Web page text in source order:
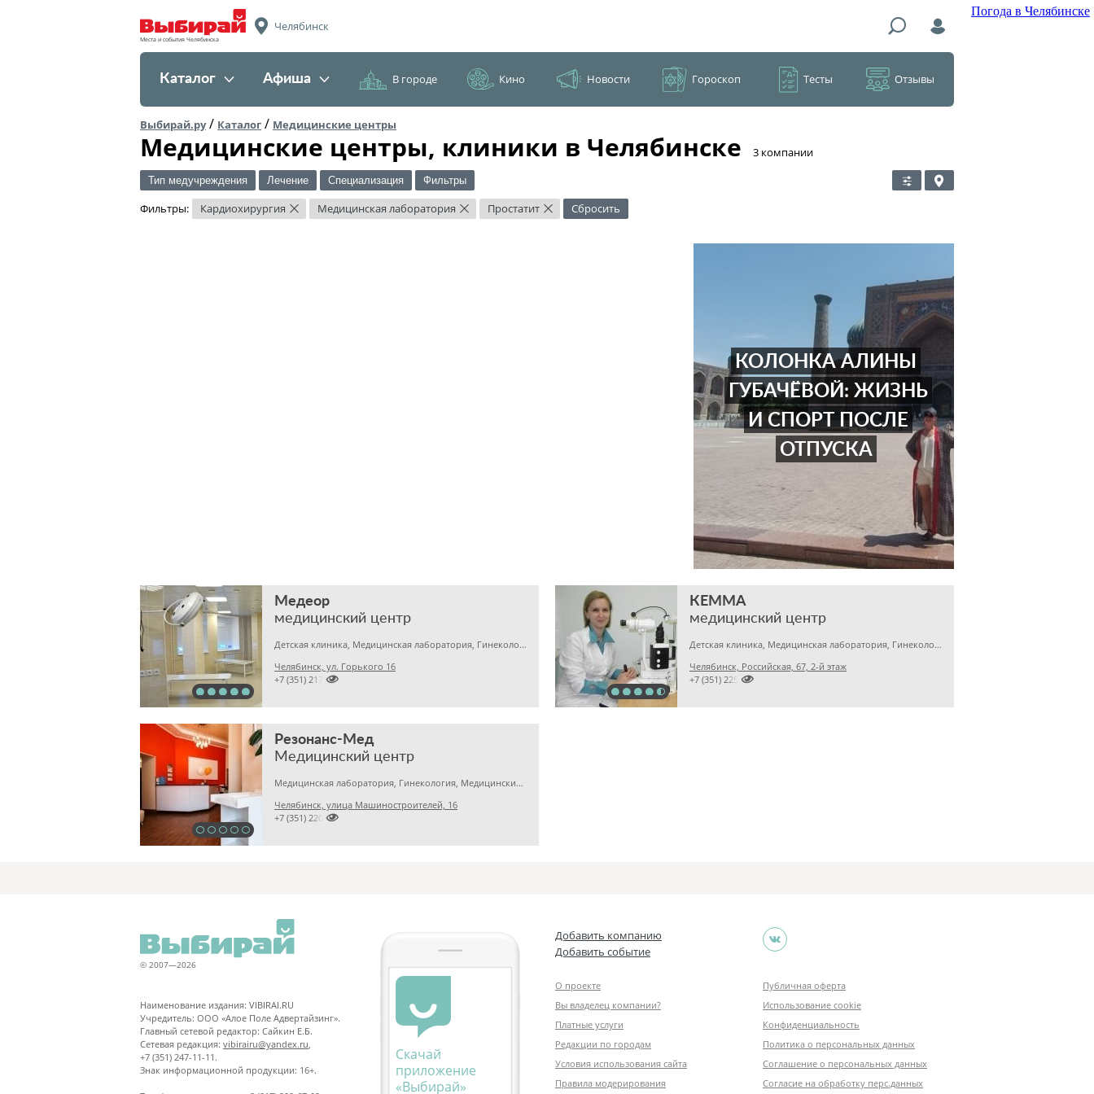
Погода в Челябинске
Места и события Челябинска
Челябинск
Каталог Афиша В городе Кино Новости Гороскоп Тесты Отзывы
Выбирай.ру/ Каталог / Медицинские центры
Медицинские центры, клиники в Челябинске ​3 компании
Тип медучреждения Лечение Специализация Фильтры
Фильтры: Кардиохирургия × Медицинская лаборатория × Простатит × Сбросить
КОЛОНКА АЛИНЫ
ГУБАЧЁВОЙ: ЖИЗНЬ
И СПОРТ ПОСЛЕ
ОТПУСКА
Медеор
медицинский центр
Детская клиника, Медицинская лаборатория, Гинекология
Челябинск, ул. Горького 16

+7 (351) 2172376
КЕММА
медицинский центр
Детская клиника, Медицинская лаборатория, Гинекология
Челябинск, Российская, 67, 2-й этаж

+7 (351) 2256145
Резонанс-Мед
Медицинский центр
Медицинская лаборатория, Гинекология, Медицинский центр
Челябинск, улица Машиностроителей, 16

+7 (351) 2201031
© 2007—2026
Наименование издания: VIBIRAI.RU
Учредитель: ООО «Алое Поле Адвертайзинг».
Главный сетевой редактор: Сайкин Е.Б.
Сетевая редакция: vibirairu@yandex.ru
+7 (351) 247-11-11.
Знак информационной продукции: 16+.
Скачай
приложение
«Выбирай»
Добавить компанию
Добавить событие
О проекте
Вы владелец компании?
Платные услуги
Редакции по городам
Условия использования сайта
Правила модерирования
Публичная оферта
Использование cookie
Конфиденциальность
Политика о персональных данных
Соглашение о персональных данных
Согласие на обработку перс.данных